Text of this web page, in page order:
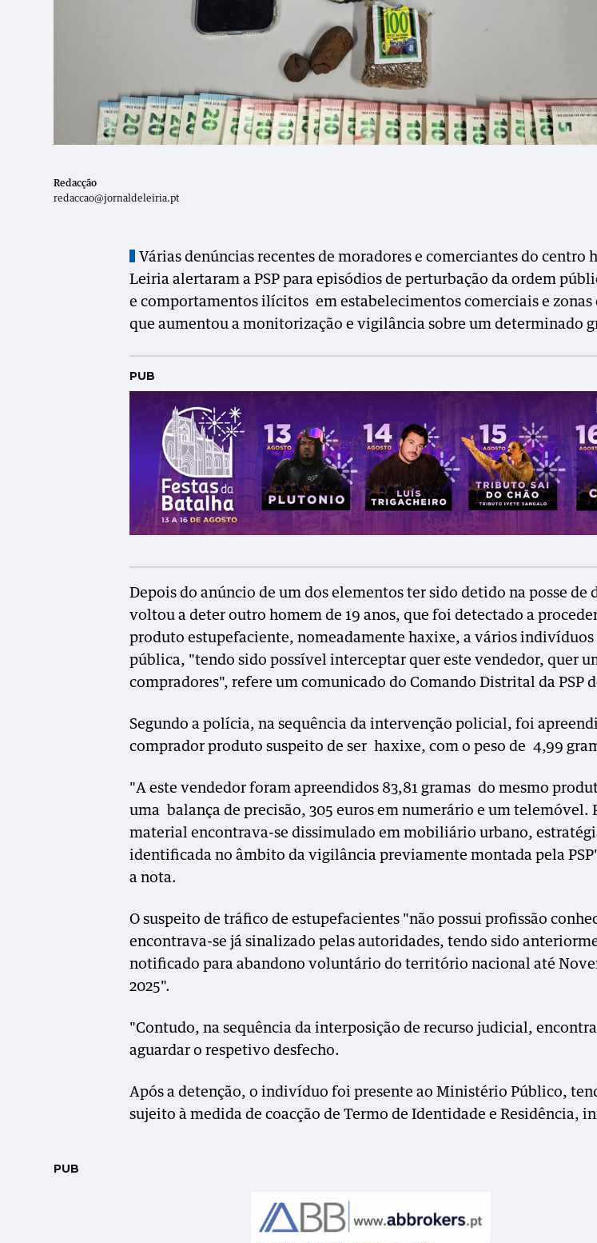
Redacção
redaccao@jornaldeleiria.pt
Várias denúncias recentes de moradores e comerciantes do centro
Leiria alertaram a PSP para episódios de perturbação da ordem
e comportamentos ilícitos em estabelecimentos comerciais e
que aumentou a monitorização e vigilância sobre um determinado
PUB
Depois do anúncio de um dos elementos ter sido detido na posse de
voltou a deter outro homem de 19 anos, que foi detectado a
produto estupefaciente, nomeadamente haxixe, a vários indivíduos
pública, "tendo sido possível interceptar quer este vendedor, quer
compradores", refere um comunicado do Comando Distrital da PSP
Segundo a polícia, na sequência da intervenção policial, foi
comprador produto suspeito de ser haxixe, com o peso de 4,99
"A este vendedor foram apreendidos 83,81 gramas do mesmo
uma balança de precisão, 305 euros em numerário e um telemóvel.
material encontrava-se dissimulado em mobiliário urbano,
identificada no âmbito da vigilância previamente montada pela
a nota.
O suspeito de tráfico de estupefacientes "não possui profissão
encontrava-se já sinalizado pelas autoridades, tendo sido
notificado para abandono voluntário do território nacional até
2025".
"Contudo, na sequência da interposição de recurso judicial,
aguardar o respetivo desfecho.
Após a detenção, o indivíduo foi presente ao Ministério Público,
sujeito à medida de coacção de Termo de Identidade e Residência,
PUB